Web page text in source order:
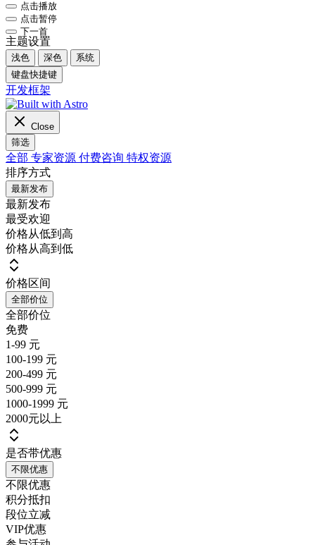
点击播放
点击暂停
下一首
主题设置
浅色 深色
系统
键盘快捷键
开发框架
Close
筛选
全部 专家资源 付费咨询 特权资源
排序方式
最新发布
最新发布
最受欢迎
价格从低到高
价格从高到低
价格区间
全部价位
全部价位
免费
1-99 元
100-199 元
200-499 元
500-999 元
1000-1999 元
2000元以上
是否带优惠
不限优惠
不限优惠
积分抵扣
段位立减
VIP优惠